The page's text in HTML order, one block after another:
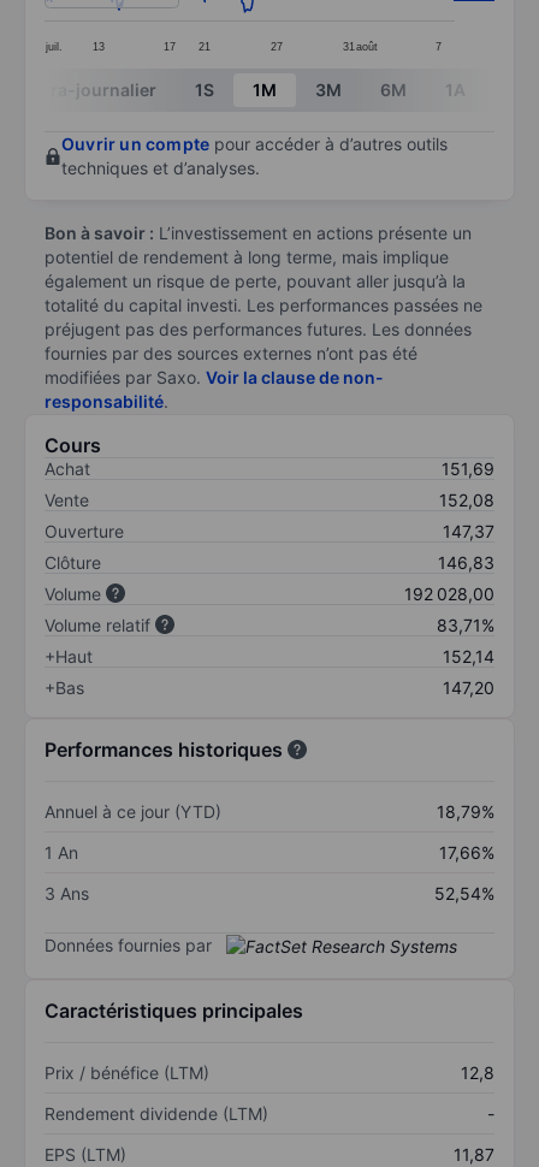
juil. 13 17 21 27 31 août 7
End of interactive chart.
Intra-journalier 1S 1M 3M 6M 1A
Ouvrir un compte pour accéder à d’autres outils
techniques et d’analyses.
Bon à savoir : L’investissement en actions présente un
potentiel de rendement à long terme, mais implique
également un risque de perte, pouvant aller jusqu’à la
totalité du capital investi. Les performances passées ne
préjugent pas des performances futures. Les données
fournies par des sources externes n’ont pas été
modifiées par Saxo. Voir la clause de non-
responsabilité.
Cours
Achat
151,69
Vente
152,08
Ouverture
147,37
Clôture
146,83
Volume
192 028,00
Volume relatif
83,71%
+Haut
152,14
+Bas
147,20
Performances historiques
Annuel à ce jour (YTD)
18,79%
1 An
17,66%
3 Ans
52,54%
Données fournies par
Caractéristiques principales
Prix / bénéfice (LTM)
12,8
Rendement dividende (LTM)
-
EPS (LTM)
11,87